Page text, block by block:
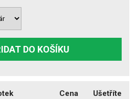
DO KOŠÍKU
Cena
Ušetříte